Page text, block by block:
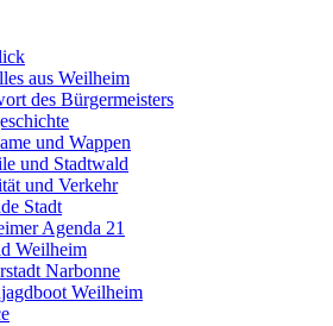
aus Weilheim
des Bürgermeisters
und Wappen
und Stadtwald
und Verkehr
Stadt
Agenda 21
Weilheim
Narbonne
Weilheim